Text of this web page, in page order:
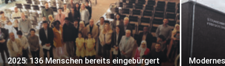
2025: 136 Menschen bereits eingebürgert